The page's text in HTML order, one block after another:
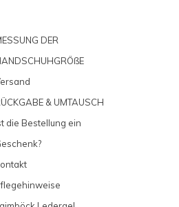
DER
& UMTAUSCH
die Bestellung ein